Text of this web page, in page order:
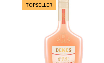
TOPSELLER